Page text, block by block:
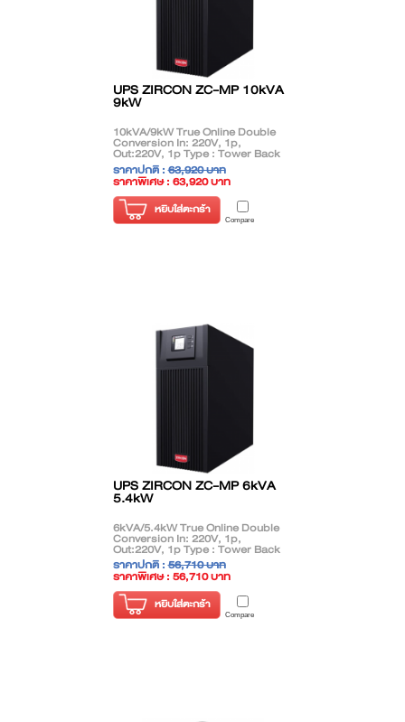
UPS ZIRCON ZC-MP 10kVA
9kW
10kVA/9kW True Online Double
Conversion In: 220V, 1p,
Out:220V, 1p Type : Tower Back
up time 7-10Mins
ราคาปกติ :63,920 บาท
ราคาพิเศษ : 63,920 บาท
( ราคาไม่รวมภาษี )
หยิบใส่ตะกร้า
Compare
UPS ZIRCON ZC-MP 6kVA
5.4kW
6kVA/5.4kW True Online Double
Conversion In: 220V, 1p,
Out:220V, 1p Type : Tower Back
up time 7-10Mins
ราคาปกติ :56,710 บาท
ราคาพิเศษ : 56,710 บาท
( ราคาไม่รวมภาษี )
หยิบใส่ตะกร้า
Compare